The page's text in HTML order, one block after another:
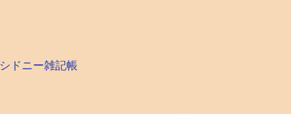
シドニー雑記帳